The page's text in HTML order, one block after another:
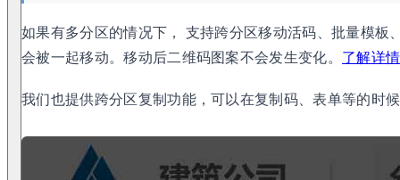
如果有多分区的情况下， 支持跨分区移动活码、批量模板
会被一起移动。移动后二维码图案不会发生变化。 了解详情
我们也提供跨分区复制功能，可以在复制码、表单等的时